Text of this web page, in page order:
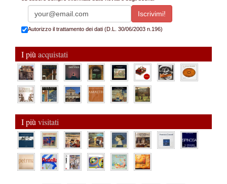
Autorizzo il trattamento dei dati (D.L. 30/06/2003 n.196)
I più acquistati
I più visitati